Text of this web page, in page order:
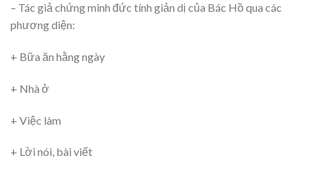
– Tác giả chứng minh đức tính giản dị của Bác Hồ qua các
phương diện:
+ Bữa ăn hằng ngày
+ Nhà ở
+ Việc làm
+ Lời nói, bài viết